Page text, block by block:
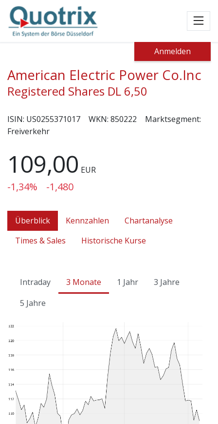
Anmelden
American Electric Power Co.Inc
Registered Shares DL 6,50
ISIN: US0255371017 WKN: 850222
Marktsegment:
Freiverkehr
109,00 EUR
-1,34% -1,480
Überblick Kennzahlen
Chartanalyse
Times & Sales
Historische Kurse
Intraday 3 Monate 1 Jahr
3 Jahre
5 Jahre